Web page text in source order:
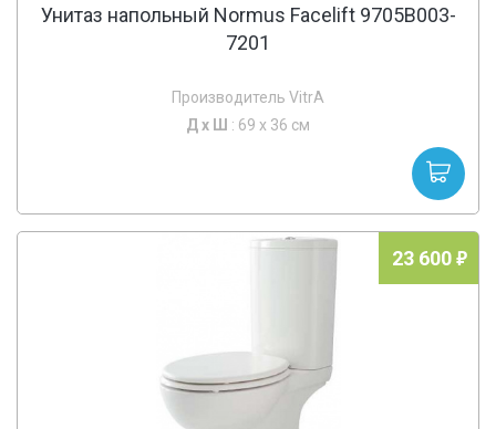
Унитаз напольный Normus Facelift 9705B003-
7201
Производитель VitrA
Д х Ш : 69 x 36 см
23 600